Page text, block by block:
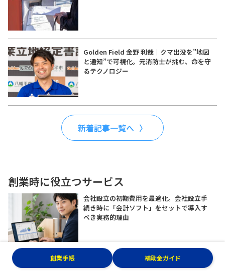
Golden Field 金野 利哉｜クマ出没を”地図
と通知”で可視化。元消防士が挑む、命を守
るテクノロジー
新着記事一覧へ
創業時に役立つサービス
会社設立の初期費用を最適化。会社設立手
続き時に「会計ソフト」をセットで導入す
べき実務的理由
副業・フリーランスの第一歩。『弥生のか
創業手帳 補助金ガイド